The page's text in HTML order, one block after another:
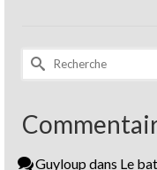
Rechercher :
Guyloup dans Le